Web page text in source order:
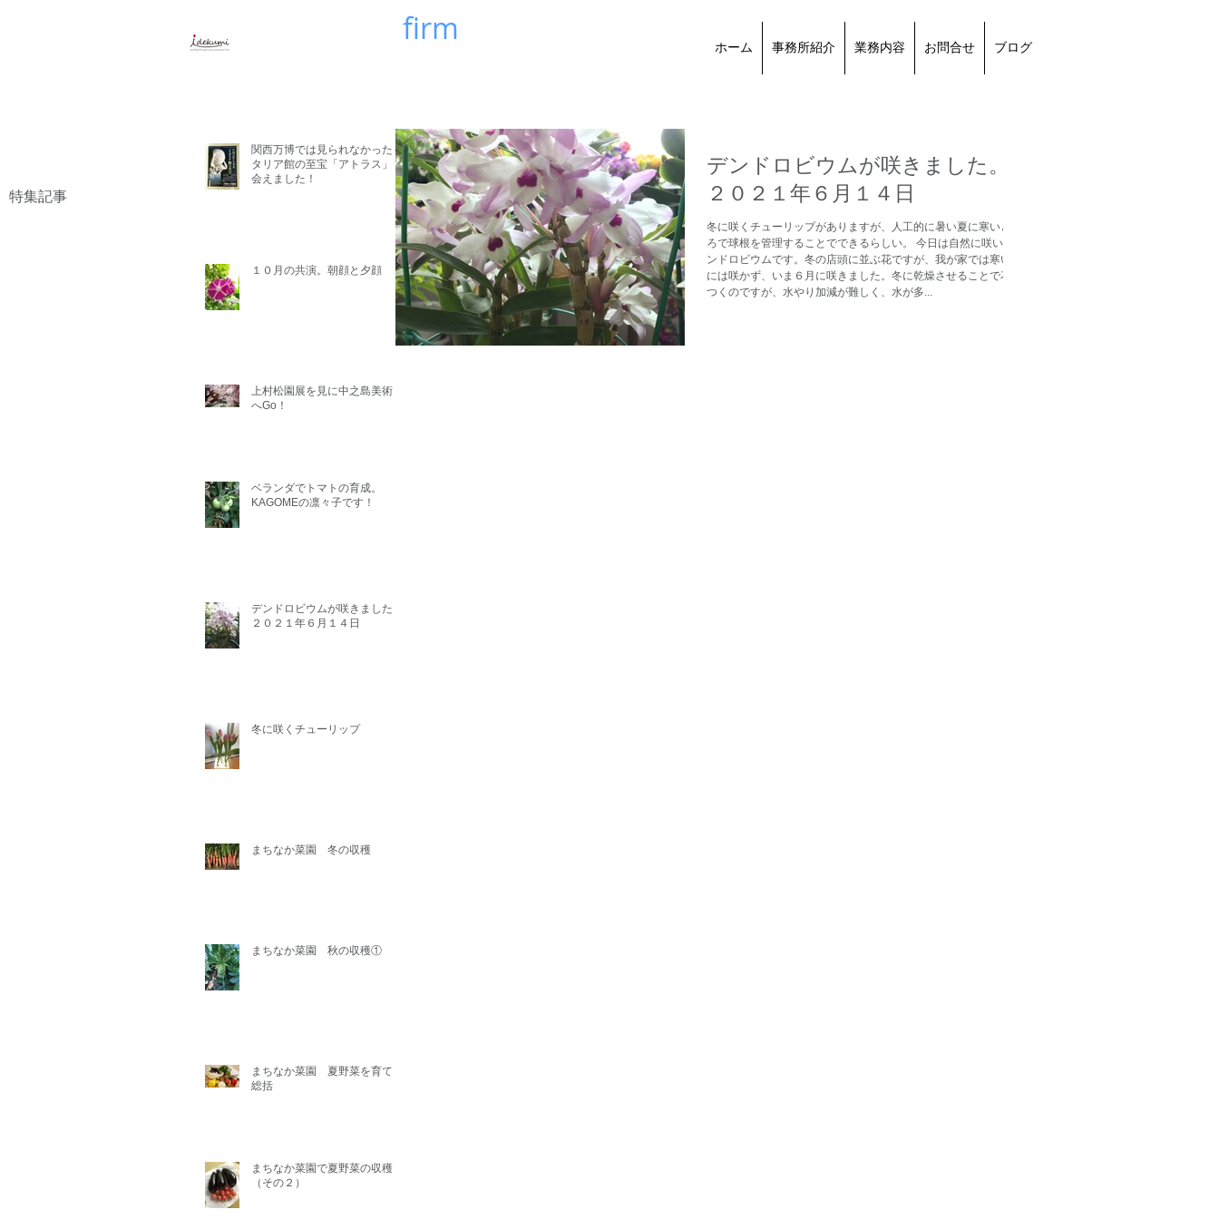
firm
ホーム 事務所紹介 業務内容 お問合せ ブログ
関西万博では見られなかったイ
タリア館の至宝「アトラス」に
会えました！
１０月の共演。朝顔と夕顔
上村松園展を見に中之島美術館
へGo！
ベランダでトマトの育成。
KAGOMEの凛々子です！
デンドロビウムが咲きました。
２０２１年６月１４日
冬に咲くチューリップ
まちなか菜園 冬の収穫
まちなか菜園 秋の収穫①
まちなか菜園 夏野菜を育てた
総括
まちなか菜園で夏野菜の収穫
（その２）
特集記事
デンドロビウムが咲きました。
２０２１年６月１４日
冬に咲くチューリップがありますが、人工的に暑い夏に寒いとこ
ろで球根を管理することでできるらしい。 今日は自然に咲いたデ
ンドロビウムです。冬の店頭に並ぶ花ですが、我が家では寒い冬
には咲かず、いま６月に咲きました。冬に乾燥させることで花が
つくのですが、水やり加減が難しく、水が多...